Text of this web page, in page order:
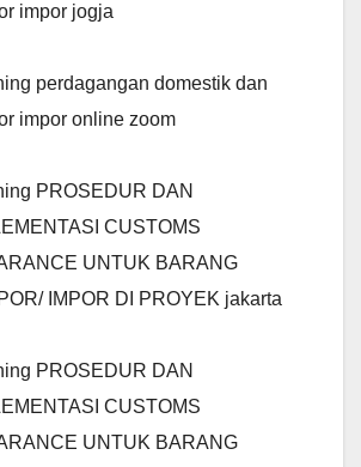
impor jogja
perdagangan domestik dan
impor online zoom
PROSEDUR DAN
CUSTOMS
UNTUK BARANG
IMPOR DI PROYEK jakarta
PROSEDUR DAN
CUSTOMS
UNTUK BARANG